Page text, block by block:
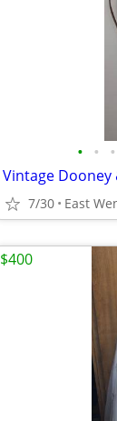
• • •
Vintage Dooney
7/30 East
$400